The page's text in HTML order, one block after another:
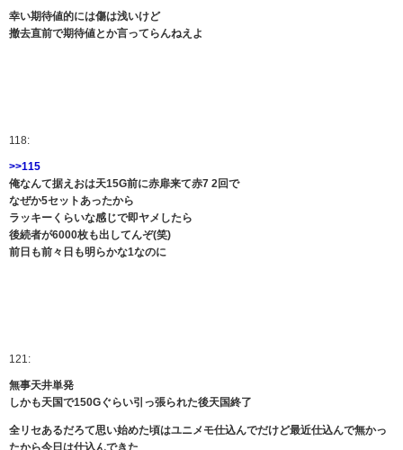
幸い期待値的には傷は浅いけど
撤去直前で期待値とか言ってらんねえよ
118:
>>115
俺なんて据えおは天15G前に赤扉来て赤7 2回で
なぜか5セットあったから
ラッキーくらいな感じで即ヤメしたら
後続者が6000枚も出してんぞ(笑)
前日も前々日も明らかな1なのに
121:
無事天井単発
しかも天国で150Gぐらい引っ張られた後天国終了
全リセあるだろて思い始めた頃はユニメモ仕込んでだけど最近仕込んで無かっ
たから今日は仕込んできた